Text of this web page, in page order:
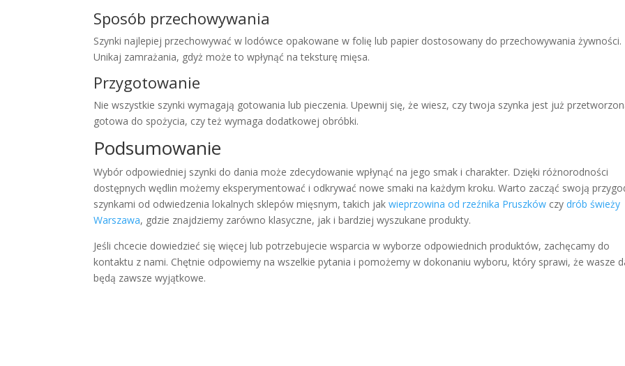
Sposób przechowywania
Szynki najlepiej przechowywać w lodówce opakowane w folię lub papier dostosowany do przechowywania żywności.
Unikaj zamrażania, gdyż może to wpłynąć na teksturę mięsa.
Przygotowanie
Nie wszystkie szynki wymagają gotowania lub pieczenia. Upewnij się, że wiesz, czy twoja szynka jest już
gotowa do spożycia, czy też wymaga dodatkowej obróbki.
Podsumowanie
Wybór odpowiedniej szynki do dania może zdecydowanie wpłynąć na jego smak i charakter. Dzięki różnorodności
dostępnych wędlin możemy eksperymentować i odkrywać nowe smaki na każdym kroku. Warto zacząć swoją
szynkami od odwiedzenia lokalnych sklepów mięsnym, takich jakwieprzowina od rzeźnika Pruszków czydrób świeży
Warszawa, gdzie znajdziemy zarówno klasyczne, jak i bardziej wyszukane produkty.
Jeśli chcecie dowiedzieć się więcej lub potrzebujecie wsparcia w wyborze odpowiednich produktów, zachęcamy do
kontaktu z nami. Chętnie odpowiemy na wszelkie pytania i pomożemy w dokonaniu wyboru, który sprawi, że wasze
będą zawsze wyjątkowe.